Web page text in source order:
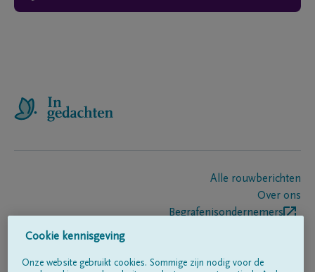
Alle rouwberichten
Over ons
Begrafenisondernemers
Cookie kennisgeving
Onze website gebruikt cookies. Sommige zijn nodig voor de